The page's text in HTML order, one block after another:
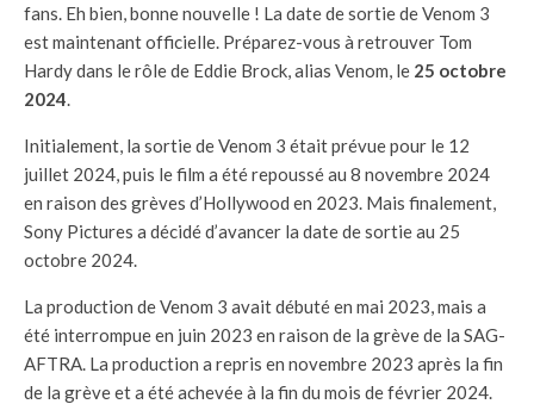
fans. Eh bien, bonne nouvelle ! La date de sortie de Venom 3
est maintenant officielle. Préparez-vous à retrouver Tom
Hardy dans le rôle de Eddie Brock, alias Venom, le 25 octobre
2024.
Initialement, la sortie de Venom 3 était prévue pour le 12
juillet 2024, puis le film a été repoussé au 8 novembre 2024
en raison des grèves d’Hollywood en 2023. Mais finalement,
Sony Pictures a décidé d’avancer la date de sortie au 25
octobre 2024.
La production de Venom 3 avait débuté en mai 2023, mais a
été interrompue en juin 2023 en raison de la grève de la SAG-
AFTRA. La production a repris en novembre 2023 après la fin
de la grève et a été achevée à la fin du mois de février 2024.